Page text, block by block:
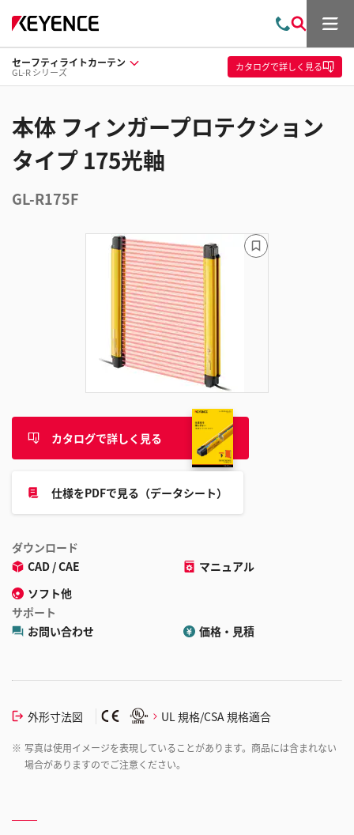
問
い
合
わ
索
メ
ュ
ー
セーフティライトカーテン
GL-R シリーズ カタログで詳しく見る
本体 フィンガープロテクション
タイプ 175光軸
GL-R175F
カタログで詳しく見る
仕様をPDFで見る（データシート）
ダウンロード
CAD / CAE
マニュアル
ソフト他
サポート
お問い合わせ
価格・見積
外形寸法図 UL 規格/CSA 規格適合
※ 写真は使用イメージを表現していることがあります。商品には含まれない
場合がありますのでご注意ください。
ブ
ッ